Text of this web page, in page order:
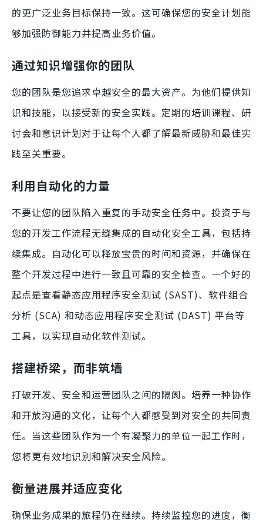
的更广泛业务目标保持一致。这可确保您的安全计划能
够加强防御能力并提高业务价值。
通过知识增强你的团队
您的团队是您追求卓越安全的最大资产。为他们提供知
识和技能，以接受新的安全实践。定期的培训课程、研
讨会和意识计划对于让每个人都了解最新威胁和最佳实
践至关重要。
利用自动化的力量
不要让您的团队陷入重复的手动安全任务中。投资于与
您的开发工作流程无缝集成的自动化安全工具，包括持
续集成。自动化可以释放宝贵的时间和资源，并确保在
整个开发过程中进行一致且可靠的安全检查。一个好的
起点是查看静态应用程序安全测试 (SAST)、软件组合
分析 (SCA) 和动态应用程序安全测试 (DAST) 平台等
工具，以实现自动化软件测试。
搭建桥梁，而非筑墙
打破开发、安全和运营团队之间的隔阂。培养一种协作
和开放沟通的文化，让每个人都感受到对安全的共同责
任。当这些团队作为一个有凝聚力的单位一起工作时，
您将更有效地识别和解决安全风险。
衡量进展并适应变化
确保业务成果的旅程仍在继续。持续监控您的进度，衡